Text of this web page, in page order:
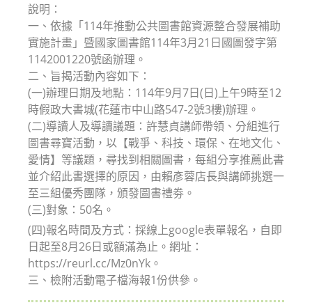
說明：
一、依據「114年推動公共圖書館資源整合發展補助
實施計畫」暨國家圖書館114年3月21日國圖發字第
1142001220號函辦理。
二、旨揭活動內容如下：
(一)辦理日期及地點：114年9月7日(日)上午9時至12
時假政大書城(花蓮市中山路547-2號3樓)辦理。
(二)導讀人及導讀議題：許慧貞講師帶領、分組進行
圖書尋寶活動，以【戰爭、科技、環保、在地文化、
愛情】等議題，尋找到相關圖書，每組分享推薦此書
並介紹此書選擇的原因，由賴彥蓉店長與講師挑選一
至三組優秀團隊，頒發圖書禮劵。
(三)對象：50名。
(四)報名時間及方式：採線上google表單報名，自即
日起至8月26日或額滿為止。網址：
https://reurl.cc/Mz0nYk。
三、檢附活動電子檔海報1份供參。